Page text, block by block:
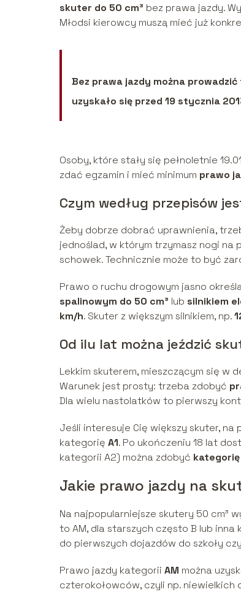
skuter do 50 cm³ bez prawa jazdy.
Młodsi kierowcy muszą mieć już
Bez prawa jazdy można
uzyskało się przed 19 stycznia
Osoby, które stały się pełnoletnie
zdać egzamin i mieć minimum prawo
Czym według przepisów
Żeby dobrze dobrać uprawnienia,
jednoślad, w którym trzymasz nogi na
schowek. Technicznie może to być
Prawo o ruchu drogowym jasno
spalinowym do 50 cm³ lub silnikiem
km/h. Skuter z większym silnikiem, np.
Od ilu lat można jeździć
Lekkim skuterem, mieszczącym się w
Warunek jest prosty: trzeba zdobyć
Dla wielu nastolatków to pierwszy
Jeśli interesuje Cię większy skuter, na
kategorię A1. Po ukończeniu 18 lat
kategorii A2) można zdobyć kategorię
Jakie prawo jazdy na
Na najpopularniejsze skutery 50 cm³
to AM, dla starszych często B lub
do pierwszych dojazdów do szkoły
Prawo jazdy kategorii AM można
czterokołowców, czyli np. niewielkich